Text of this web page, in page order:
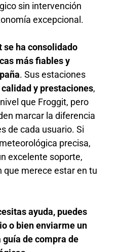
sin intervención
excepcional.
se ha consolidado
más fiables y
. Sus estaciones
y prestaciones,
que Froggit, pero
marcar la diferencia
de cada usuario. Si
precisa,
excelente soporte,
que merece estar en tu
ayuda, puedes
o bien enviarme un
de compra de